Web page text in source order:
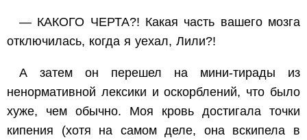
— КАКОГО ЧЕРТА?! Какая часть вашего мозга
отключилась, когда я уехал, Лили?!
А затем он перешел на мини-тирады из
ненормативной лексики и оскорблений, что было
хуже, чем обычно. Моя кровь достигала точки
кипения (хотя на самом деле, она вскипела в